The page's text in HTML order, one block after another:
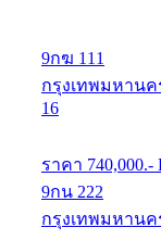
9กฆ 111
กรุงเทพมหานค
16
ราคา 740,000.-
9กน 222
กรุงเทพมหานค